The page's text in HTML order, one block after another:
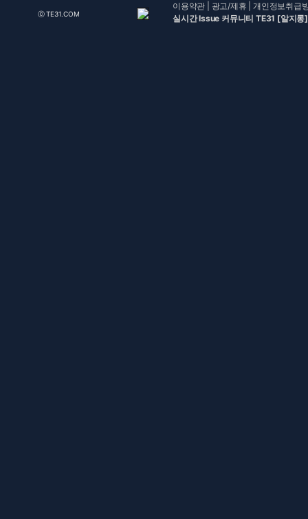
ⓒ TE31.COM
이용약관 광고/제휴 |개인정보취급
실시간 Issue 커뮤니티 TE31 [알지